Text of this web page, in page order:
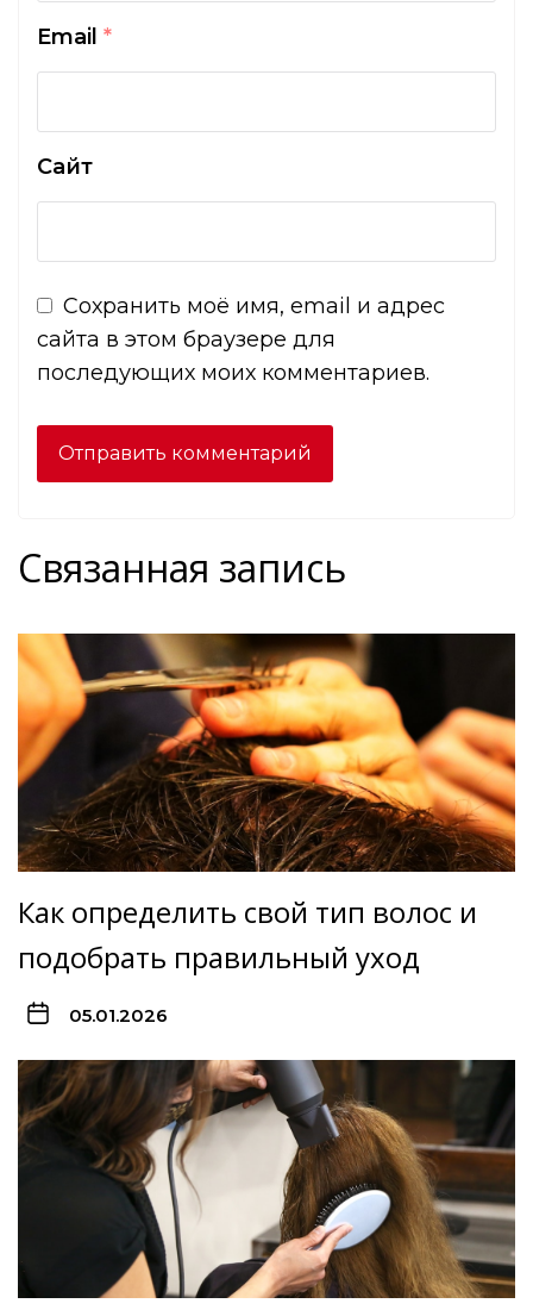
Email *
Сайт
Сохранить моё имя, email и адрес
сайта в этом браузере для
последующих моих комментариев.
Связанная запись
Как определить свой тип волос и
подобрать правильный уход
05.01.2026